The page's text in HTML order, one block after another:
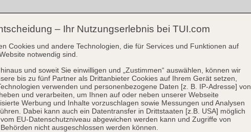
– Ihr Nutzungserlebnis bei TUI.com
Cookies und andere Technologien, die für Services und Funktionen auf
notwendig sind.
und soweit Sie einwilligen und „Zustimmen“ auswählen, können wir
bis zu fünf Partner als Drittanbieter Cookies auf Ihrem Gerät setzen,
verwenden und personenbezogene Daten [z. B. IP-Adresse] von
und verarbeiten, um Ihnen auf oder neben unserer Webseite
Werbung und Inhalte vorzuschlagen sowie Messungen und Analysen
Dabei kann auch ein Datentransfer in Drittstaaten [z.B. USA] möglich
EU-Datenschutzniveau abgewichen werden kann und Zugriffe von
nicht ausgeschlossen werden können.